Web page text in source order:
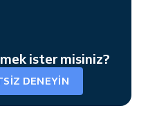
ister misiniz?
DENEYIN